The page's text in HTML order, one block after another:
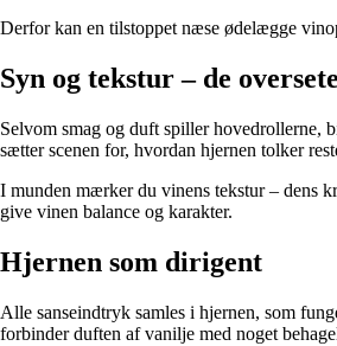
Derfor kan en tilstoppet næse ødelægge
Syn og tekstur – de
Selvom smag og duft spiller hovedrollerne,
sætter scenen for, hvordan hjernen tolker
I munden mærker du vinens tekstur – dens
give vinen balance og karakter.
Hjernen som dirigent
Alle sanseindtryk samles i hjernen, som
forbinder duften af vanilje med noget